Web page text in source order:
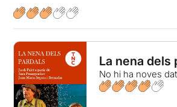
La nena dels
No hi ha noves